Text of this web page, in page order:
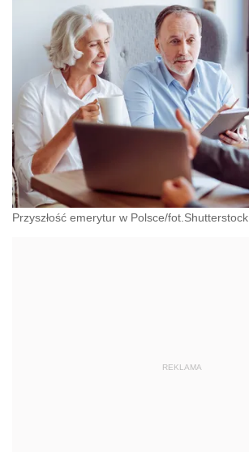
Przyszłość emerytur w Polsce/fot.Shutterstock